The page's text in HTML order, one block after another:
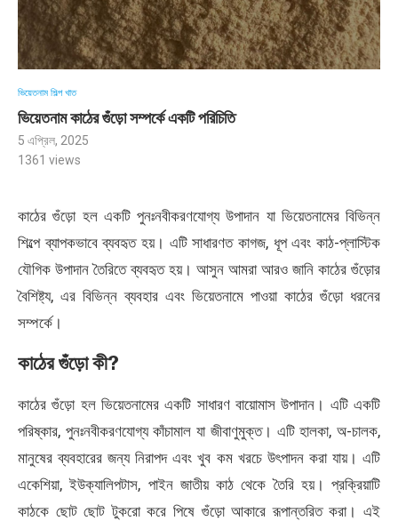
ভিয়েতনাম শিল্প খাত
ভিয়েতনাম কাঠের গুঁড়ো সম্পর্কে একটি পরিচিতি
5 এপ্রিল, 2025
1361 views
কাঠের গুঁড়ো হল একটি পুনঃনবীকরণযোগ্য উপাদান যা ভিয়েতনামের বিভিন্ন
শিল্পে ব্যাপকভাবে ব্যবহৃত হয়। এটি সাধারণত কাগজ, ধূপ এবং কাঠ-প্লাস্টিক
যৌগিক উপাদান তৈরিতে ব্যবহৃত হয়। আসুন আমরা আরও জানি কাঠের গুঁড়োর
বৈশিষ্ট্য, এর বিভিন্ন ব্যবহার এবং ভিয়েতনামে পাওয়া কাঠের গুঁড়ো ধরনের
সম্পর্কে।
কাঠের গুঁড়ো কী?
কাঠের গুঁড়ো হল ভিয়েতনামের একটি সাধারণ বায়োমাস উপাদান। এটি একটি
পরিষ্কার, পুনঃনবীকরণযোগ্য কাঁচামাল যা জীবাণুমুক্ত। এটি হালকা, অ-চালক,
মানুষের ব্যবহারের জন্য নিরাপদ এবং খুব কম খরচে উৎপাদন করা যায়। এটি
একেশিয়া, ইউক্যালিপটাস, পাইন জাতীয় কাঠ থেকে তৈরি হয়। প্রক্রিয়াটি
কাঠকে ছোট ছোট টুকরো করে পিষে গুঁড়ো আকারে রূপান্তরিত করা। এই